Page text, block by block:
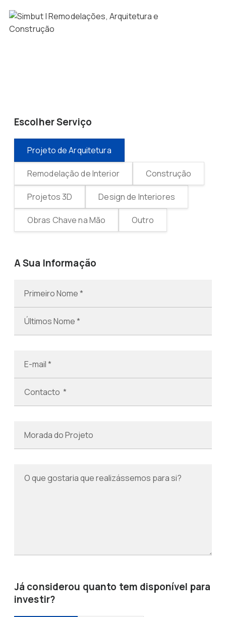
Escolher Serviço
Projeto de Arquitetura
Remodelação de Interior Construção
Projetos 3D Design de Interiores
Obras Chave na Mão Outro
A Sua Informação
Já considerou quanto tem disponível para
investir?